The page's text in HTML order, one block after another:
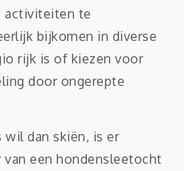
activiteiten te
bijkomen in diverse
rijk is of kiezen voor
door ongerepte
wil dan skiën, is er
een hondensleetocht